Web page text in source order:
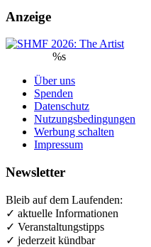
Anzeige
%s
Über uns
Spenden
Datenschutz
Nutzungsbedingungen
Werbung schalten
Impressum
Newsletter
Bleib auf dem Laufenden:
✓ aktuelle Informationen
✓ Veranstaltungstipps
✓ jederzeit kündbar